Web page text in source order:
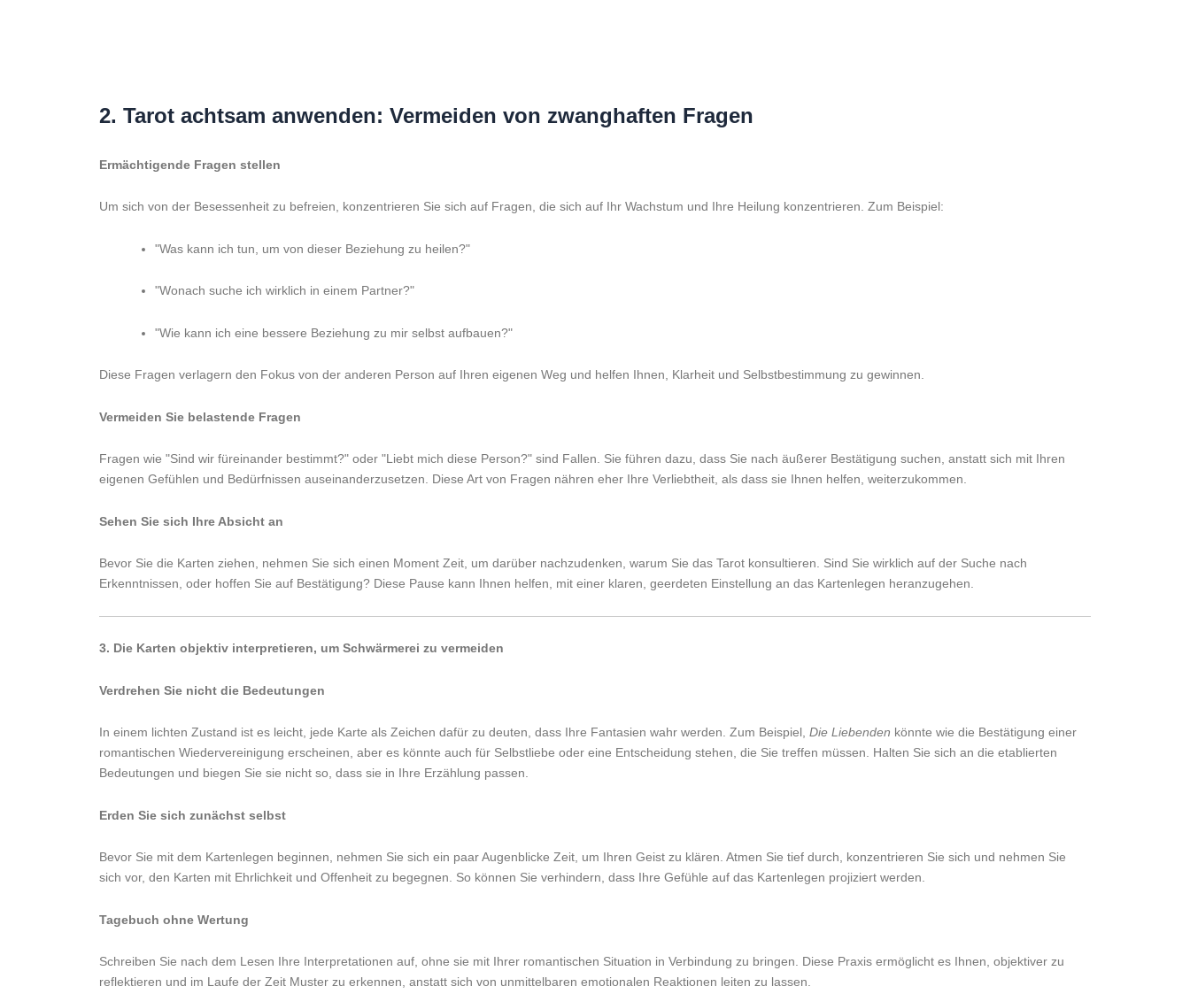
2. Tarot achtsam anwenden: Vermeiden von zwanghaften Fragen
Ermächtigende Fragen stellen
Um sich von der Besessenheit zu befreien, konzentrieren Sie sich auf Fragen, die sich auf Ihr Wachstum und Ihre Heilung konzentrieren. Zum Beispiel:
"Was kann ich tun, um von dieser Beziehung zu heilen?"
"Wonach suche ich wirklich in einem Partner?"
"Wie kann ich eine bessere Beziehung zu mir selbst aufbauen?"
Diese Fragen verlagern den Fokus von der anderen Person auf Ihren eigenen Weg und helfen Ihnen, Klarheit und Selbstbestimmung zu gewinnen.
Vermeiden Sie belastende Fragen
Fragen wie "Sind wir füreinander bestimmt?" oder "Liebt mich diese Person?" sind Fallen. Sie führen dazu, dass Sie nach äußerer Bestätigung suchen, anstatt sich mit Ihren
eigenen Gefühlen und Bedürfnissen auseinanderzusetzen. Diese Art von Fragen nähren eher Ihre Verliebtheit, als dass sie Ihnen helfen, weiterzukommen.
Sehen Sie sich Ihre Absicht an
Bevor Sie die Karten ziehen, nehmen Sie sich einen Moment Zeit, um darüber nachzudenken, warum Sie das Tarot konsultieren. Sind Sie wirklich auf der Suche nach
Erkenntnissen, oder hoffen Sie auf Bestätigung? Diese Pause kann Ihnen helfen, mit einer klaren, geerdeten Einstellung an das Kartenlegen heranzugehen.
3. Die Karten objektiv interpretieren, um Schwärmerei zu vermeiden
Verdrehen Sie nicht die Bedeutungen
In einem lichten Zustand ist es leicht, jede Karte als Zeichen dafür zu deuten, dass Ihre Fantasien wahr werden. Zum Beispiel, Die Liebenden könnte wie die Bestätigung einer
romantischen Wiedervereinigung erscheinen, aber es könnte auch für Selbstliebe oder eine Entscheidung stehen, die Sie treffen müssen. Halten Sie sich an die etablierten
Bedeutungen und biegen Sie sie nicht so, dass sie in Ihre Erzählung passen.
Erden Sie sich zunächst selbst
Bevor Sie mit dem Kartenlegen beginnen, nehmen Sie sich ein paar Augenblicke Zeit, um Ihren Geist zu klären. Atmen Sie tief durch, konzentrieren Sie sich und nehmen Sie
sich vor, den Karten mit Ehrlichkeit und Offenheit zu begegnen. So können Sie verhindern, dass Ihre Gefühle auf das Kartenlegen projiziert werden.
Tagebuch ohne Wertung
Schreiben Sie nach dem Lesen Ihre Interpretationen auf, ohne sie mit Ihrer romantischen Situation in Verbindung zu bringen. Diese Praxis ermöglicht es Ihnen, objektiver zu
reflektieren und im Laufe der Zeit Muster zu erkennen, anstatt sich von unmittelbaren emotionalen Reaktionen leiten zu lassen.